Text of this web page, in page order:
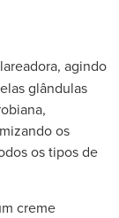
agindo
glândulas
os
os tipos de
creme